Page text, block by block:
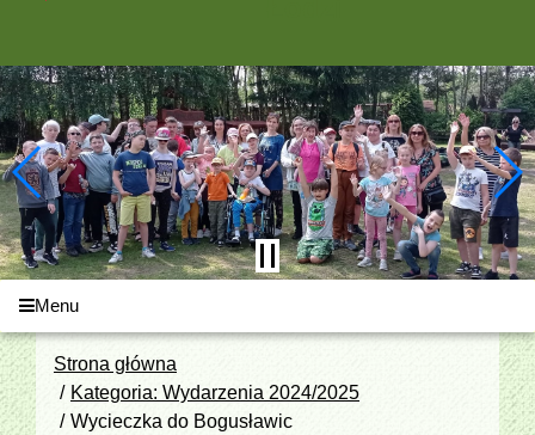
Menu
Strona główna
Kategoria: Wydarzenia 2024/2025
Wycieczka do Bogusławic